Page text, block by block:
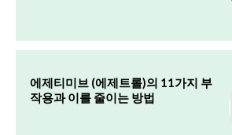
에제티미브 (에제트롤)의 11가지 부
작용과 이를 줄이는 방법